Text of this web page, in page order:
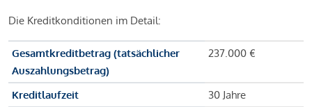
Die Kreditkonditionen im Detail:
Gesamtkreditbetrag (tatsächlicher
Auszahlungsbetrag)
237.000 €
Kreditlaufzeit
30 Jahre